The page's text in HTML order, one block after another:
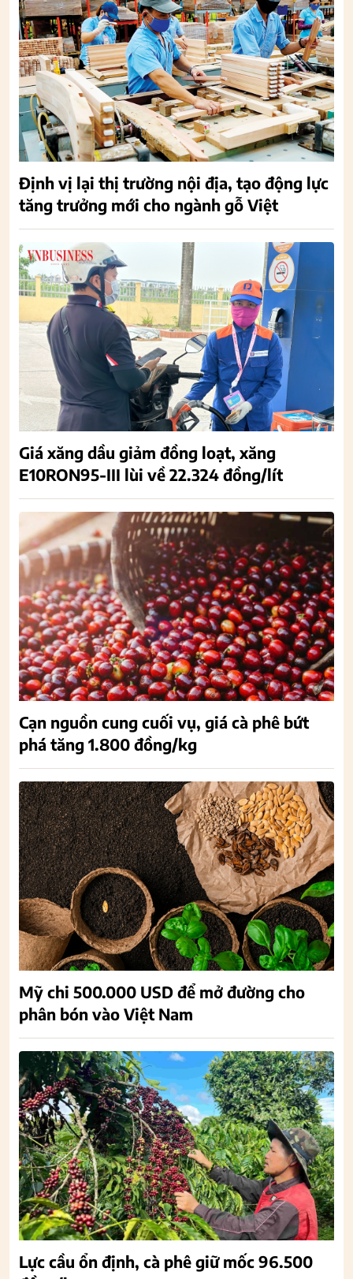
Định vị lại thị trường nội địa, tạo động lực
tăng trưởng mới cho ngành gỗ Việt
Giá xăng dầu giảm đồng loạt, xăng
E10RON95-III lùi về 22.324 đồng/lít
Cạn nguồn cung cuối vụ, giá cà phê bứt
phá tăng 1.800 đồng/kg
Mỹ chi 500.000 USD để mở đường cho
phân bón vào Việt Nam
Lực cầu ổn định, cà phê giữ mốc 96.500